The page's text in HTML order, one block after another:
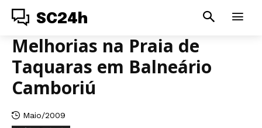
SC24h
Melhorias na Praia de
Taquaras em Balneário
Camboriú
Maio/2009